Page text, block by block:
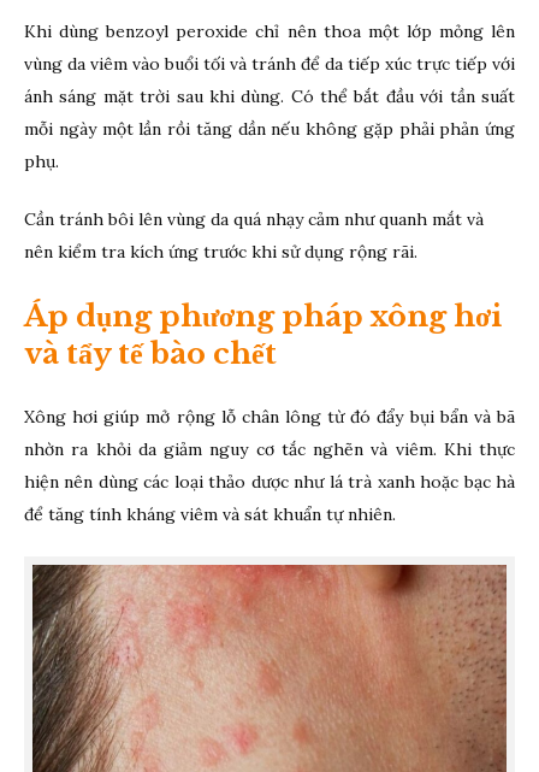
Khi dùng benzoyl peroxide chỉ nên thoa một lớp mỏng lên
vùng da viêm vào buổi tối và tránh để da tiếp xúc trực tiếp với
ánh sáng mặt trời sau khi dùng. Có thể bắt đầu với tần suất
mỗi ngày một lần rồi tăng dần nếu không gặp phải phản ứng
phụ.
Cần tránh bôi lên vùng da quá nhạy cảm như quanh mắt và
nên kiểm tra kích ứng trước khi sử dụng rộng rãi.
Áp dụng phương pháp xông hơi
và tẩy tế bào chết
Xông hơi giúp mở rộng lỗ chân lông từ đó đẩy bụi bẩn và bã
nhờn ra khỏi da giảm nguy cơ tắc nghẽn và viêm. Khi thực
hiện nên dùng các loại thảo dược như lá trà xanh hoặc bạc hà
để tăng tính kháng viêm và sát khuẩn tự nhiên.